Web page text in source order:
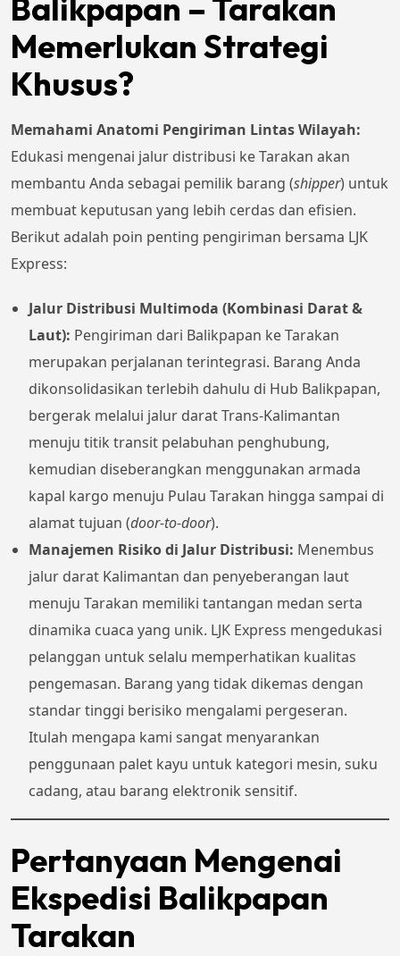
Balikpapan – Tarakan
Memerlukan Strategi
Khusus?
Memahami Anatomi Pengiriman Lintas Wilayah:
Edukasi mengenai jalur distribusi ke Tarakan akan
membantu Anda sebagai pemilik barang (shipper) untuk
membuat keputusan yang lebih cerdas dan efisien.
Berikut adalah poin penting pengiriman bersama LJK
Express:
Jalur Distribusi Multimoda (Kombinasi Darat &
Laut): Pengiriman dari Balikpapan ke Tarakan
merupakan perjalanan terintegrasi. Barang Anda
dikonsolidasikan terlebih dahulu di Hub Balikpapan,
bergerak melalui jalur darat Trans-Kalimantan
menuju titik transit pelabuhan penghubung,
kemudian diseberangkan menggunakan armada
kapal kargo menuju Pulau Tarakan hingga sampai di
alamat tujuan (door-to-door).
Manajemen Risiko di Jalur Distribusi: Menembus
jalur darat Kalimantan dan penyeberangan laut
menuju Tarakan memiliki tantangan medan serta
dinamika cuaca yang unik. LJK Express mengedukasi
pelanggan untuk selalu memperhatikan kualitas
pengemasan. Barang yang tidak dikemas dengan
standar tinggi berisiko mengalami pergeseran.
Itulah mengapa kami sangat menyarankan
penggunaan palet kayu untuk kategori mesin, suku
cadang, atau barang elektronik sensitif.
Pertanyaan Mengenai
Ekspedisi Balikpapan
Tarakan